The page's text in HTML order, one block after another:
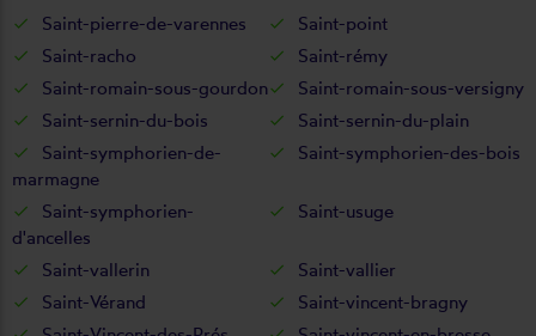
Saint-pierre-de-varennes
Saint-point
Saint-racho
Saint-rémy
Saint-romain-sous-gourdon
Saint-romain-sous-versigny
Saint-sernin-du-bois
Saint-sernin-du-plain
Saint-symphorien-de-
marmagne
Saint-symphorien-des-bois
Saint-symphorien-
d'ancelles
Saint-usuge
Saint-vallerin
Saint-vallier
Saint-Vérand
Saint-vincent-bragny